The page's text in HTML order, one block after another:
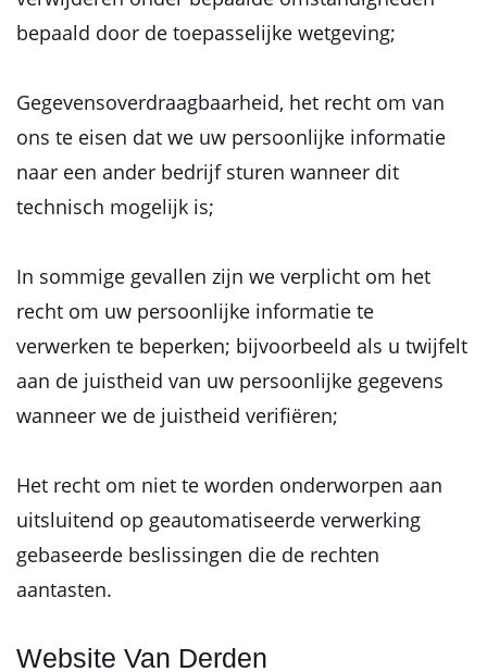
bepaald door de toepasselijke wetgeving;
Gegevensoverdraagbaarheid, het recht om van
ons te eisen dat we uw persoonlijke informatie
naar een ander bedrijf sturen wanneer dit
technisch mogelijk is;
In sommige gevallen zijn we verplicht om het
recht om uw persoonlijke informatie te
verwerken te beperken; bijvoorbeeld als u twijfelt
aan de juistheid van uw persoonlijke gegevens
wanneer we de juistheid verifiëren;
Het recht om niet te worden onderworpen aan
uitsluitend op geautomatiseerde verwerking
gebaseerde beslissingen die de rechten
aantasten.
Website Van Derden